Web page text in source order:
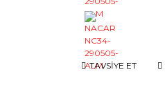
TAVSİYE ET